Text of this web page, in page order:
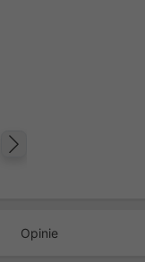
Opinie